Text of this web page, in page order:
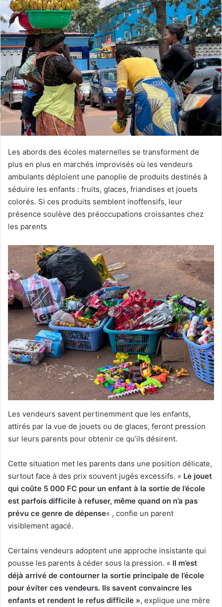
Les abords des écoles maternelles se transforment de
plus en plus en marchés improvisés où les vendeurs
ambulants déploient une panoplie de produits destinés à
séduire les enfants : fruits, glaces, friandises et jouets
colorés. Si ces produits semblent inoffensifs, leur
présence soulève des préoccupations croissantes chez
les parents
Les vendeurs savent pertinemment que les enfants,
attirés par la vue de jouets ou de glaces, feront pression
sur leurs parents pour obtenir ce qu’ils désirent.
Cette situation met les parents dans une position délicate,
surtout face à des prix souvent jugés excessifs. « Le jouet
qui coûte 5 000 FC pour un enfant à la sortie de l’école
est parfois difficile à refuser, même quand on n’a pas
prévu ce genre de dépense« , confie un parent
visiblement agacé.
Certains vendeurs adoptent une approche insistante qui
pousse les parents à céder sous la pression. « Il m’est
déjà arrivé de contourner la sortie principale de l’école
pour éviter ces vendeurs. Ils savent convaincre les
enfants et rendent le refus difficile », explique une mère